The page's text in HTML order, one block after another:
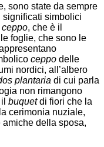
sono state da sempre
significati simbolici
ceppo, che è il
foglie, che sono le
ceppo delle
nordici, all’albero
plantaria di cui parla
non rimangono
buquetdi fiori che la
cerimonia nuziale,
della sposa,